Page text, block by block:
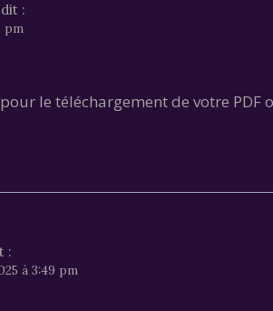
dit :
pm
le téléchargement de votre PDF
:
à 3:49 pm